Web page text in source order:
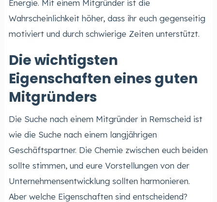
Energie. Mit einem Mitgründer ist die
Wahrscheinlichkeit höher, dass ihr euch gegenseitig
motiviert und durch schwierige Zeiten unterstützt.
Die wichtigsten
Eigenschaften eines guten
Mitgründers
Die Suche nach einem Mitgründer in Remscheid ist
wie die Suche nach einem langjährigen
Geschäftspartner. Die Chemie zwischen euch beiden
sollte stimmen, und eure Vorstellungen von der
Unternehmensentwicklung sollten harmonieren.
Aber welche Eigenschaften sind entscheidend?